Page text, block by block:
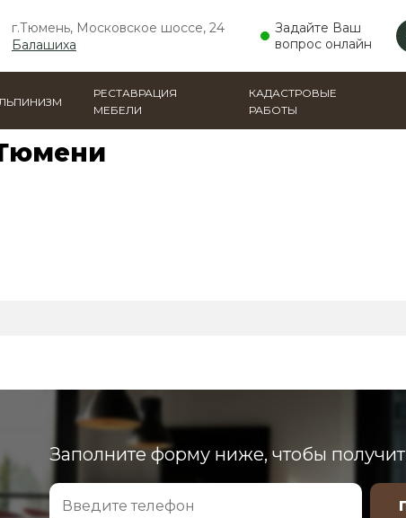
г.Тюмень, Московское шоссе, 24
Балашиха
Задайте Ваш
вопрос онлайн
РЕСТАВРАЦИЯ
МЕБЕЛИ
КАДАСТРОВЫЕ
РАБОТЫ
Заполните форму ниже, чтобы